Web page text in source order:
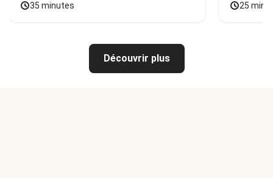
35 minutes 25
Découvrir plus